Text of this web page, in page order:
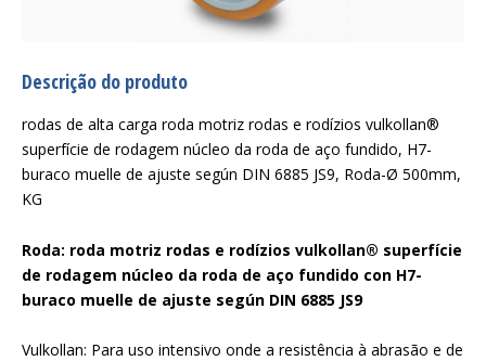
Descrição do produto
rodas de alta carga roda motriz rodas e rodízios vulkollan®
superfície de rodagem núcleo da roda de aço fundido, H7-
buraco muelle de ajuste según DIN 6885 JS9, Roda-Ø 500mm,
KG
Roda: roda motriz rodas e rodízios vulkollan® superfície
de rodagem núcleo da roda de aço fundido con H7-
buraco muelle de ajuste según DIN 6885 JS9
Vulkollan: Para uso intensivo onde a resistência à abrasão e de